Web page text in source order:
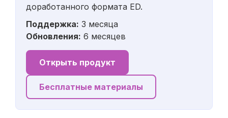
доработанного формата ED.
Поддержка: 3 месяца
Обновления: 6 месяцев
Открыть продукт
Бесплатные материалы